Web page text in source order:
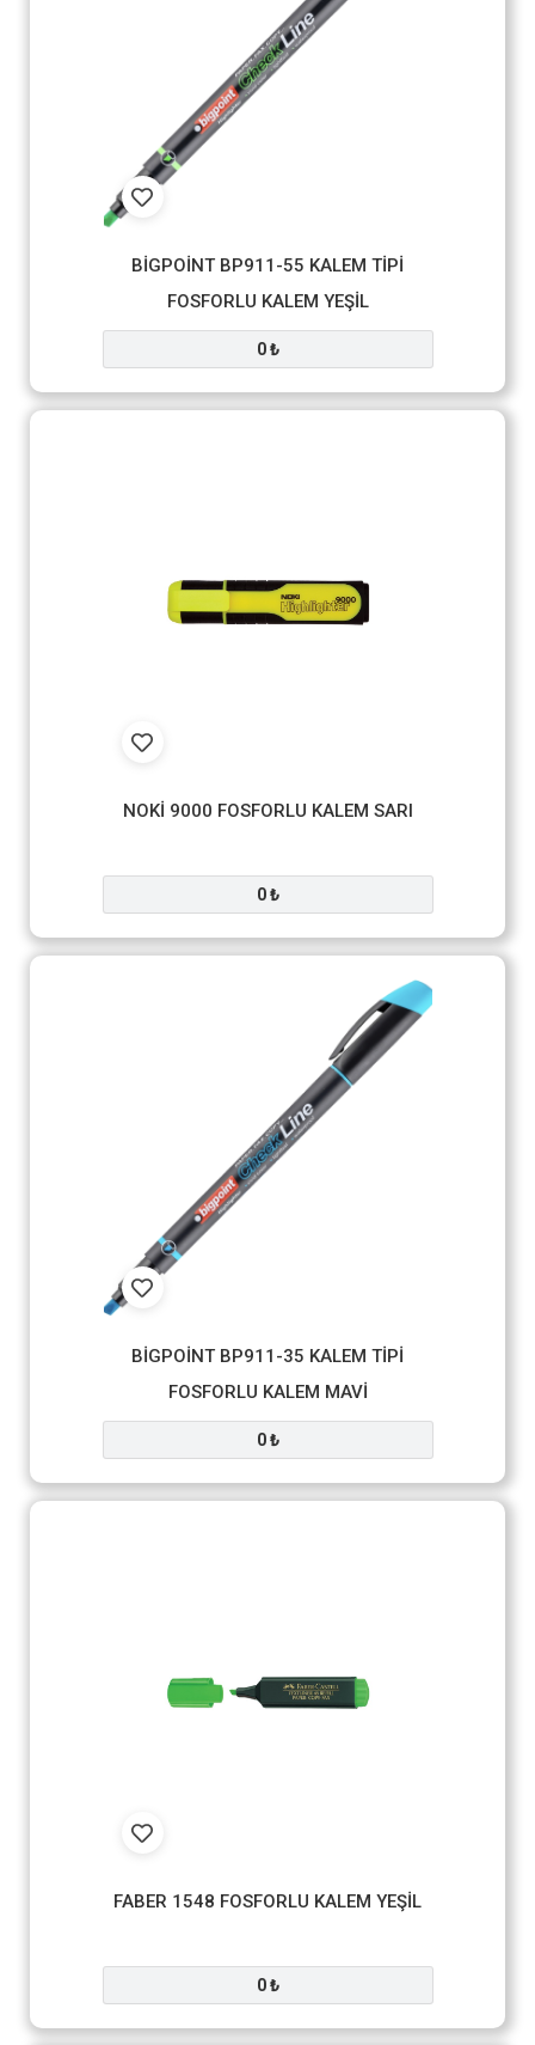
BİGPOİNT BP911-55 KALEM TİPİ
FOSFORLU KALEM YEŞİL
0 ₺
NOKİ 9000 FOSFORLU KALEM SARI
0 ₺
BİGPOİNT BP911-35 KALEM TİPİ
FOSFORLU KALEM MAVİ
0 ₺
FABER 1548 FOSFORLU KALEM YEŞİL
0 ₺